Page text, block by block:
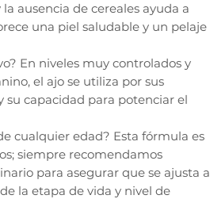
ausencia de cereales ayuda a
una piel saludable y un pelaje
En niveles muy controlados y
el ajo se utiliza por sus
su capacidad para potenciar el
cualquier edad? Esta fórmula es
siempre recomendamos
para asegurar que se ajusta a
la etapa de vida y nivel de